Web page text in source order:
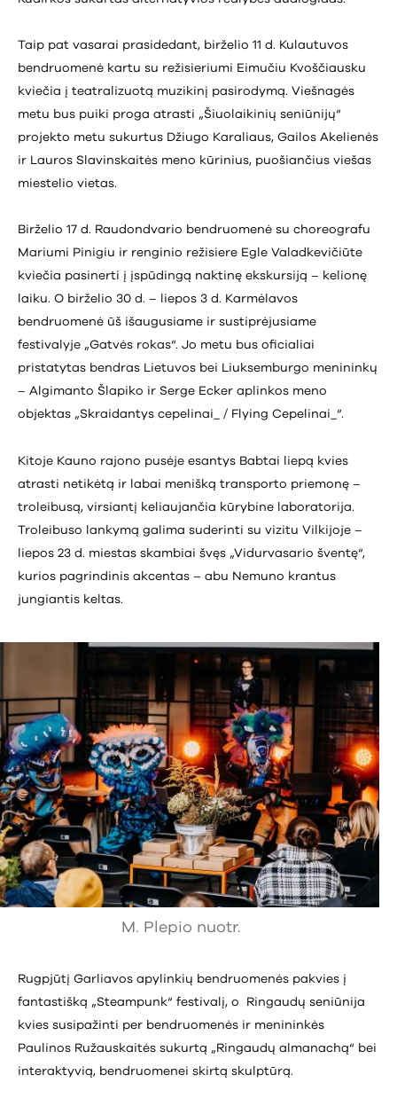
Taip pat vasarai prasidedant, birželio 11 d. Kulautuvos
bendruomenė kartu su režisieriumi Eimučiu Kvoščiausku
kviečia į teatralizuotą muzikinį pasirodymą. Viešnagės
metu bus puiki proga atrasti „Šiuolaikinių seniūnijų“
projekto metu sukurtus Džiugo Karaliaus, Gailos Akelienės
ir Lauros Slavinskaitės meno kūrinius, puošiančius viešas
miestelio vietas.
Birželio 17 d. Raudondvario bendruomenė su choreografu
Mariumi Pinigiu ir renginio režisiere Egle Valadkevičiūte
kviečia pasinerti į įspūdingą naktinę ekskursiją – kelionę
laiku. O birželio 30 d. – liepos 3 d. Karmėlavos
bendruomenė ūš išaugusiame ir sustiprėjusiame
festivalyje „Gatvės rokas“. Jo metu bus oficialiai
pristatytas bendras Lietuvos bei Liuksemburgo menininkų
– Algimanto Šlapiko ir Serge Ecker aplinkos meno
objektas „Skraidantys cepelinai_ / Flying Cepelinai_“.
Kitoje Kauno rajono pusėje esantys Babtai liepą kvies
atrasti netikėtą ir labai menišką transporto priemonę –
troleibusą, virsiantį keliaujančia kūrybine laboratorija.
Troleibuso lankymą galima suderinti su vizitu Vilkijoje –
liepos 23 d. miestas skambiai švęs „Vidurvasario šventę“,
kurios pagrindinis akcentas – abu Nemuno krantus
jungiantis keltas.
M. Plepio nuotr.
Rugpjūtį Garliavos apylinkių bendruomenės pakvies į
fantastišką „Steampunk“ festivalį, o Ringaudų seniūnija
kvies susipažinti per bendruomenės ir menininkės
Paulinos Ružauskaitės sukurtą „Ringaudų almanachą“ bei
interaktyvią, bendruomenei skirtą skulptūrą.